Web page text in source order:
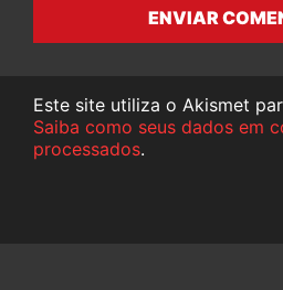
ENVIAR
Este site utiliza o Akismet
Saiba como seus dados em
processados.